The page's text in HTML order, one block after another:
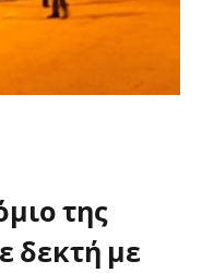
της
δεκτή με